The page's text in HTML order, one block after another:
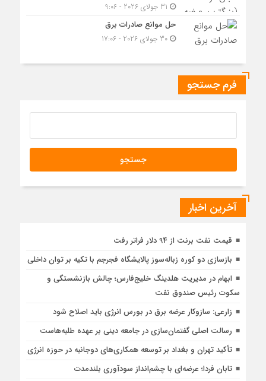
حل موانع صادرات برق
30 جولای 2026 - 17:06
فرم جستجو
آخرین اخبار
قیمت نفت برنت از 94 دلار فراتر رفت
بازسازی دو کوره زباله‌سوز پالایشگاه فجرجم با تکیه‌ بر توان داخلی
ابهام در مدیریت هلدینگ خلیج‌فارس؛ چالش بازنشستگی و
سکوت رئیس صندوق نفت
زارعی: سازوکار عرضه برق در بورس انرژی باید اصلاح شود
رسالت اصلی گفتمان‌سازی در جامعه دینی بر عهده طلبه‌هاست
تأکید تهران و بغداد بر توسعه همکاری‌های دوجانبه در حوزه انرژی
تابان فردا؛ عرضه‌ای با چشم‌انداز سودآوری بلندمدت